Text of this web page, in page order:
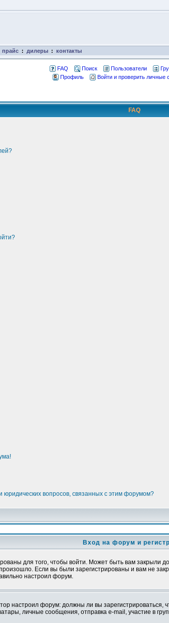
прайс : дилеры : контакты
FAQ Поиск Пользователи
Профиль
Войти и проверить личные
FAQ
юридических вопросов, связанных с этим форумом?
Вход на форум и
для того, чтобы войти. Может быть вам закрыли
Если вы были зарегистрированы и вам не
настроил форум.
настроил форум: должны ли вы
личные сообщения, отправка e-mail, участие в